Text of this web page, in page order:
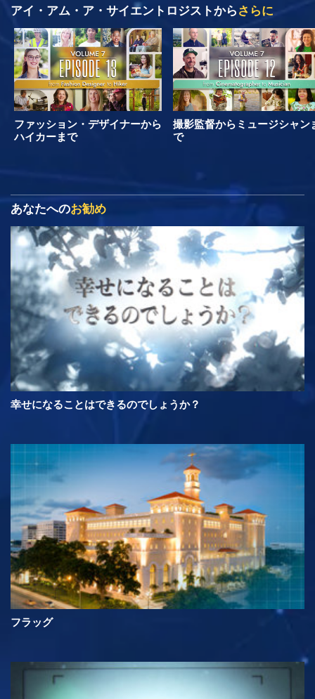
アイ・アム・ア・サイエントロジストからさらに
ファッション・デザイナーから
ハイカーまで
撮影監督からミュージシャン
で
あなたへのお勧め
幸せになることはできるのでしょうか？
フラッグ